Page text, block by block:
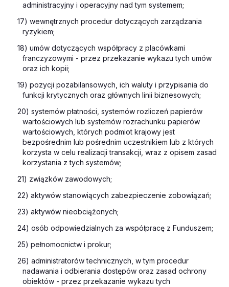
administracyjny i operacyjny nad tym systemem;
17) wewnętrznych procedur dotyczących zarządzania
ryzykiem;
18) umów dotyczących współpracy z placówkami
franczyzowymi - przez przekazanie wykazu tych umów
oraz ich kopii;
19) pozycji pozabilansowych, ich waluty i przypisania do
funkcji krytycznych oraz głównych linii biznesowych;
20) systemów płatności, systemów rozliczeń papierów
wartościowych lub systemów rozrachunku papierów
wartościowych, których podmiot krajowy jest
bezpośrednim lub pośrednim uczestnikiem lub z których
korzysta w celu realizacji transakcji, wraz z opisem zasad
korzystania z tych systemów;
21) związków zawodowych;
22) aktywów stanowiących zabezpieczenie zobowiązań;
23) aktywów nieobciążonych;
24) osób odpowiedzialnych za współpracę z Funduszem;
25) pełnomocnictw i prokur;
26) administratorów technicznych, w tym procedur
nadawania i odbierania dostępów oraz zasad ochrony
obiektów - przez przekazanie wykazu tych